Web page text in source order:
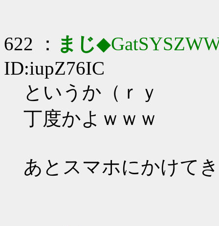
622 ： まじ
ID:iupZ76IC
というか（ｒｙ
丁度かよｗｗｗ
あとスマホにかけて